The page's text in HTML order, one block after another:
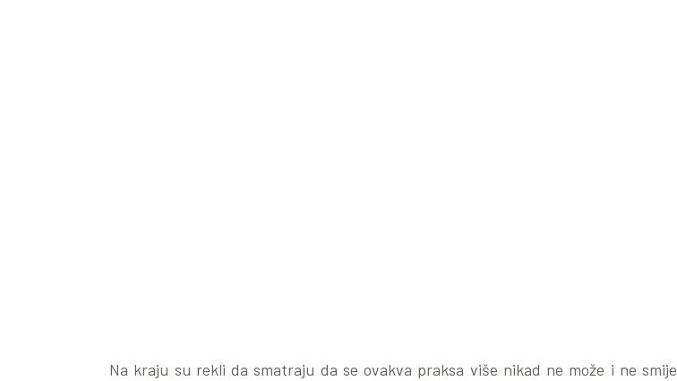
Na kraju su rekli da smatraju da se ovakva praksa više nikad ne može i ne smije